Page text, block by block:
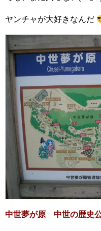
ヤンチャが大好きなんだ
中世夢が原 中世の歴史